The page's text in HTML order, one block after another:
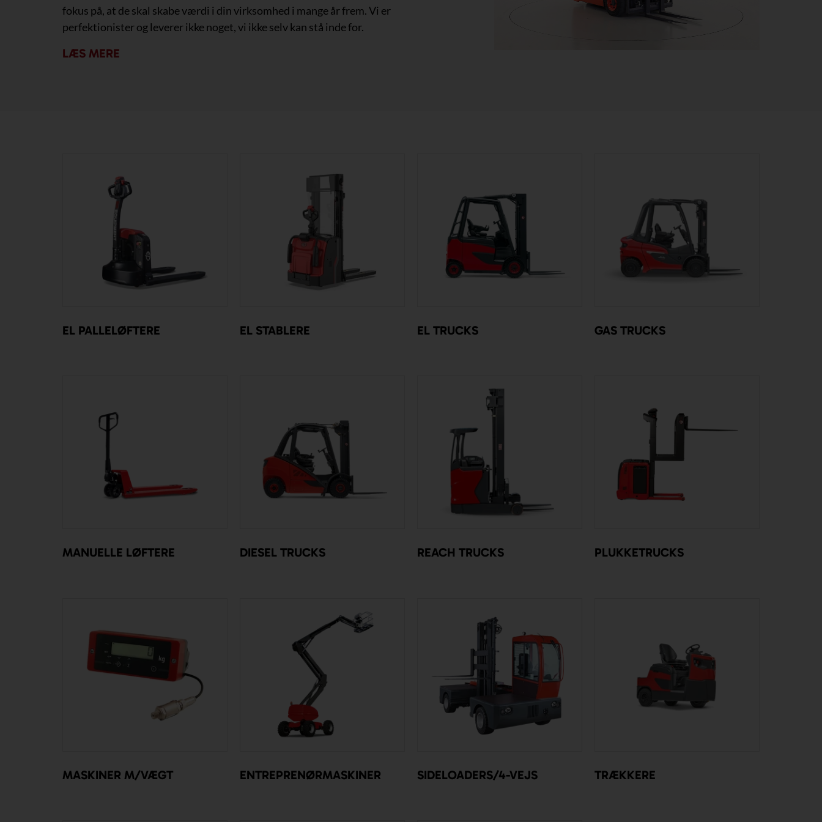
fokus på, at de skal skabe værdi i din virksomhed i mange år frem. Vi er
perfektionister og leverer ikke noget, vi ikke selv kan stå inde for.
LÆS MERE
EL PALLELØFTERE EL STABLERE EL TRUCKS GAS TRUCKS
MANUELLE LØFTERE DIESEL TRUCKS REACH TRUCKS PLUKKETRUCKS
MASKINER M/VÆGT ENTREPRENØRMASKINER SIDELOADERS/4-VEJS TRÆKKERE